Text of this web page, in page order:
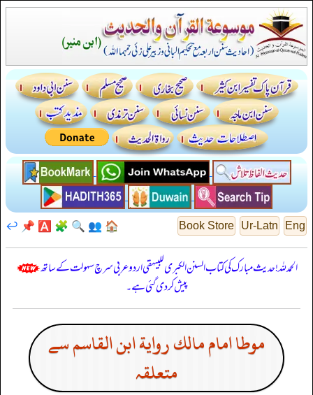
Eng
Ur-Latn
Book Store
🏠
👥
🔍
🧩
🅰️
📌
↩️
الحمدللہ! حدیث مبارک کی کتاب السنن الكبرى للبيهقي اردو عربی سرچ سہولت کے ساتھ
پیش کر دی گئی ہے۔
موطا امام مالك رواية ابن القاسم سے
متعلقہ